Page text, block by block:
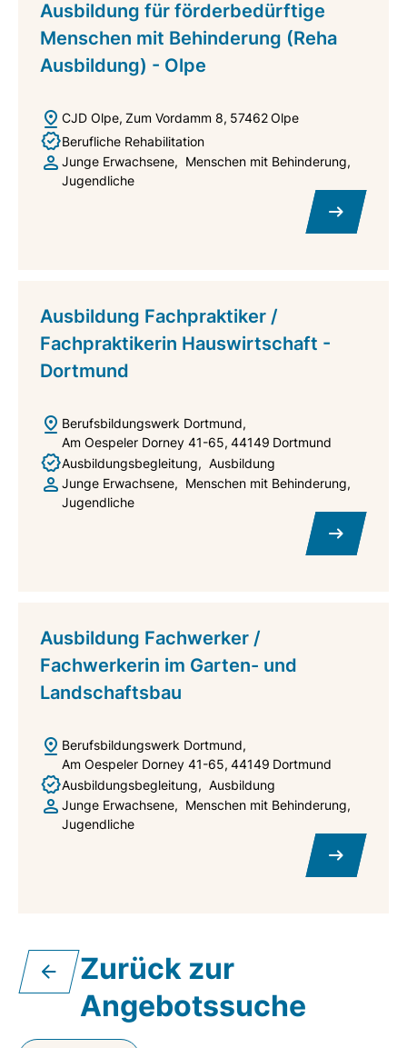
Ausbildung für förderbedürftige
Menschen mit Behinderung (Reha
Ausbildung) - Olpe
CJD Olpe Zum Vordamm 8 57462Olpe
Berufliche Rehabilitation
Junge Erwachsene
Menschen mit Behinderung
Jugendliche
Ausbildung Fachpraktiker /
Fachpraktikerin Hauswirtschaft -
Dortmund
Berufsbildungswerk Dortmund
Am Oespeler Dorney 41-65 44149 Dortmund
Ausbildungsbegleitung
Ausbildung
Junge Erwachsene
Menschen mit Behinderung
Jugendliche
Ausbildung Fachwerker /
Fachwerkerin im Garten- und
Landschaftsbau
Berufsbildungswerk Dortmund
Am Oespeler Dorney 41-65 44149 Dortmund
Ausbildungsbegleitung
Ausbildung
Junge Erwachsene
Menschen mit Behinderung
Jugendliche
Zurück zur
Angebotssuche